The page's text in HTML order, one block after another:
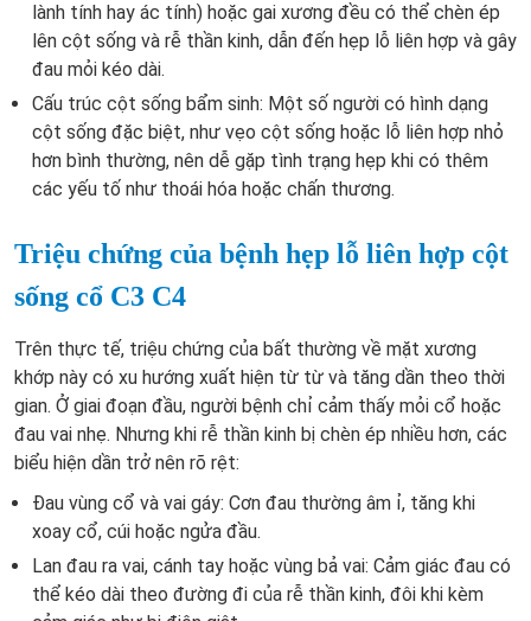
lành tính hay ác tính) hoặc gai xương đều có thể chèn ép
lên cột sống và rễ thần kinh, dẫn đến hẹp lỗ liên hợp và gây
đau mỏi kéo dài.
Cấu trúc cột sống bẩm sinh: Một số người có hình dạng
cột sống đặc biệt, như vẹo cột sống hoặc lỗ liên hợp nhỏ
hơn bình thường, nên dễ gặp tình trạng hẹp khi có thêm
các yếu tố như thoái hóa hoặc chấn thương.
Triệu chứng của bệnh hẹp lỗ liên hợp cột
sống cổ C3 C4
Trên thực tế, triệu chứng của bất thường về mặt xương
khớp này có xu hướng xuất hiện từ từ và tăng dần theo thời
gian. Ở giai đoạn đầu, người bệnh chỉ cảm thấy mỏi cổ hoặc
đau vai nhẹ. Nhưng khi rễ thần kinh bị chèn ép nhiều hơn, các
biểu hiện dần trở nên rõ rệt:
Đau vùng cổ và vai gáy: Cơn đau thường âm ỉ, tăng khi
xoay cổ, cúi hoặc ngửa đầu.
Lan đau ra vai, cánh tay hoặc vùng bả vai: Cảm giác đau có
thể kéo dài theo đường đi của rễ thần kinh, đôi khi kèm